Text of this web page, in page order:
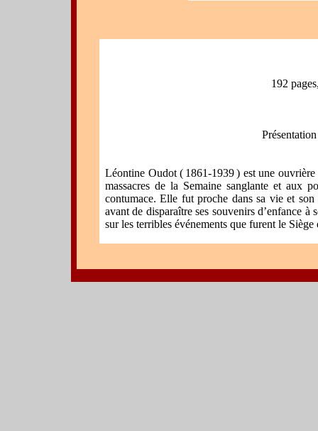
192
Léontine Oudot ( 1861-1939 ) est une
massacres de la Semaine sanglante et aux
contumace. Elle fut proche dans sa vie et
avant de disparaître ses souvenirs d’enfance à
sur les terribles événements que furent le